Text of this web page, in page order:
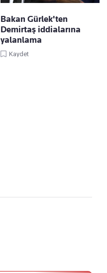
Bakan Gürlek'ten
Demirtaş iddialarına
yalanlama
Kaydet